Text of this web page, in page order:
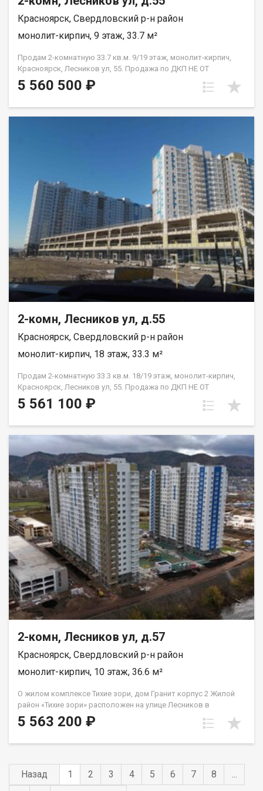
Красноярск, Свердловский р-н район
монолит-кирпич, 9 этаж, 33.7 м²
Продам 2-комнатную 33.7 кв.м. 9/19 этаж, монолит-кирпич,
Красноярск, Лесников ул, 55. Продажа по ДКП НЕ ОТ
ЗАСТРОЙЩИКА
5 560 500 ₽
2-комн, Лесников ул, д.55
Красноярск, Свердловский р-н район
монолит-кирпич, 18 этаж, 33.3 м²
Продам 2-комнатную 33.3 кв.м. 18/19 этаж, монолит-кирпич,
Красноярск, Лесников ул, 55. Продажа по ДКП НЕ ОТ
ЗАСТРОЙЩИКА.
5 561 100 ₽
2-комн, Лесников ул, д.57
Красноярск, Свердловский р-н район
монолит-кирпич, 10 этаж, 36.6 м²
О жилом комплексе Тихие зори, дом Гранит корпус 2 Жилой
район «Тихие зори» расположен на улице Лесников в
Свердловском районе Красноярска и представлен
монолитно-кирпичными домами различной этажности. Дом
Преимущества жилого района «Тихие зори» Экологически
благоприятный район с красивыми видами на реку Енисей и
5 563 200 ₽
Назад 1 2 3 4 5 6 7 8
...